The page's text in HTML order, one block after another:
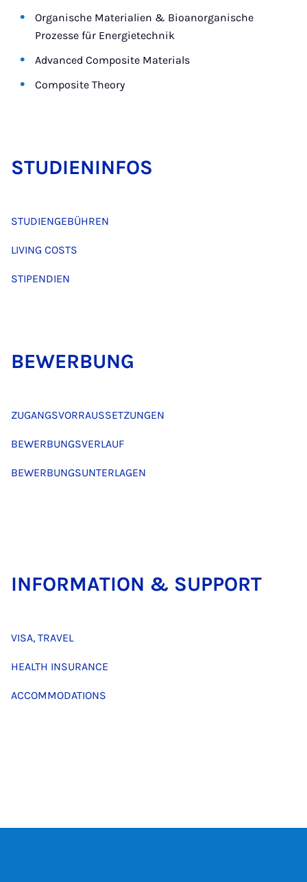
Organische Materialien & Bioanorganische
Prozesse für Energietechnik
Advanced Composite Materials
Composite Theory
STU­DIEN­IN­FOS
STUDIENGEBÜHREN
LIVING COSTS
STIPENDIEN
BE­WER­BUNG
ZUGANGSVORRAUSSETZUNGEN
BEWERBUNGSVERLAUF
BEWERBUNGSUNTERLAGEN
IN­FOR­MA­TI­ON & SUP­PORT
VISA, TRAVEL
HEALTH INSURANCE
ACCOMMODATIONS